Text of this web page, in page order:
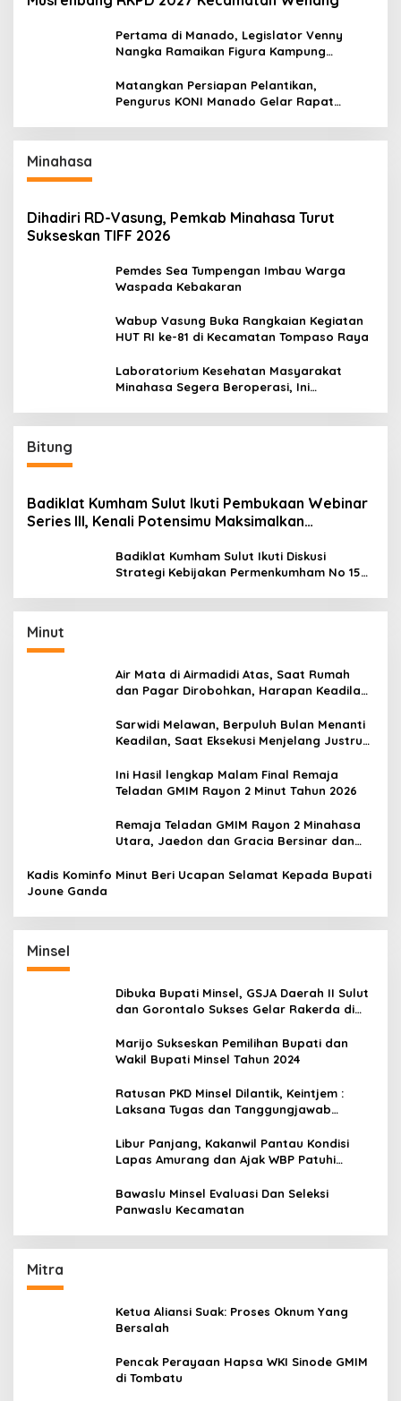
Pertama di Manado, Legislator Venny
Nangka Ramaikan Figura Kampung
Matangkan Persiapan Pelantikan,
Pengurus KONI Manado Gelar Rapat
Minahasa
Dihadiri RD-Vasung, Pemkab Minahasa Turut
Sukseskan TIFF 2026
Pemdes Sea Tumpengan Imbau Warga
Waspada Kebakaran
Wabup Vasung Buka Rangkaian Kegiatan
HUT RI ke-81 di Kecamatan Tompaso Raya
Laboratorium Kesehatan Masyarakat
Minahasa Segera Beroperasi, Ini
Bitung
Badiklat Kumham Sulut Ikuti Pembukaan Webinar
Series III, Kenali Potensimu Maksimalkan
Badiklat Kumham Sulut Ikuti Diskusi
Strategi Kebijakan Permenkumham No 15
Minut
Air Mata di Airmadidi Atas, Saat Rumah
dan Pagar Dirobohkan, Harapan Keadilan
Sarwidi Melawan, Berpuluh Bulan Menanti
Keadilan, Saat Eksekusi Menjelang Justru
Ini Hasil lengkap Malam Final Remaja
Teladan GMIM Rayon 2 Minut Tahun 2026
Remaja Teladan GMIM Rayon 2 Minahasa
Utara, Jaedon dan Gracia Bersinar dan
Kadis Kominfo Minut Beri Ucapan Selamat Kepada Bupati
Joune Ganda
Minsel
Dibuka Bupati Minsel, GSJA Daerah II Sulut
dan Gorontalo Sukses Gelar Rakerda di
Marijo Sukseskan Pemilihan Bupati dan
Wakil Bupati Minsel Tahun 2024
Ratusan PKD Minsel Dilantik, Keintjem :
Laksana Tugas dan Tanggungjawab
Libur Panjang, Kakanwil Pantau Kondisi
Lapas Amurang dan Ajak WBP Patuhi
Bawaslu Minsel Evaluasi Dan Seleksi
Panwaslu Kecamatan
Mitra
Ketua Aliansi Suak: Proses Oknum Yang
Bersalah
Pencak Perayaan Hapsa WKI Sinode GMIM
di Tombatu